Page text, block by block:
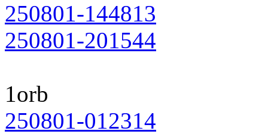
250801-144813
250801-201544
1orb
250801-012314